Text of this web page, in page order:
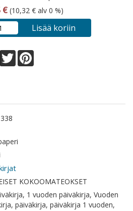
€ (10,32 € alv 0 %)
Lisää koriin
Facebook
Twitter
KOKOOMATEOKSET
1 vuoden päiväkirja, Vuoden
päiväkirja, päiväkirja 1 vuoden,